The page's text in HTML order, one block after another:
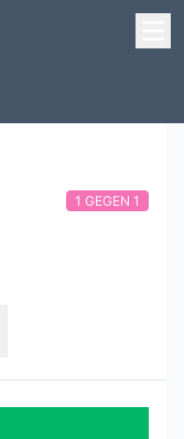
1 GEGEN 1